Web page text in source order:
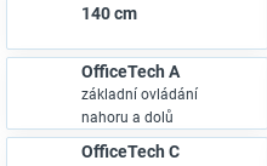
140 cm
OfficeTech A
základní ovládání
nahoru a dolů
OfficeTech C